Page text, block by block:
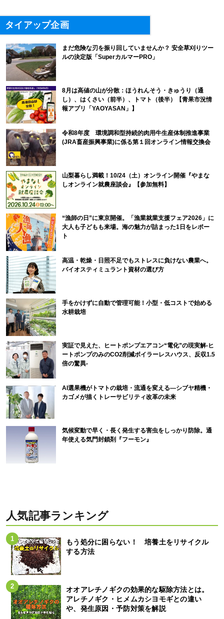
タイアップ企画
まだ危険な刃を振り回していませんか？ 安全草刈りツー
ルの決定版「SuperカルマーPRO」
8月は高値の山が分散：ほうれんそう・きゅうり（通
し）、はくさい（前半）、トマト（後半）【青果市況情
報アプリ「YAOYASAN」】
令和8年度 環境調和型持続的肉用牛生産体制推進事業
(JRA畜産振興事業)に係る第１回オンライン情報交換会
山梨暮らし満載！10/24（土）オンライン開催『やまな
しオンライン就農座談会』【参加無料】
“漁師の日”に東京開催。「漁業就業支援フェア2026」に
大人も子どもも来場。海の魅力が詰まった1日をレポー
ト
高温・乾燥・日照不足でもストレスに負けない農業へ。
バイオスティミュラント資材の選び方
手をかけずに自動で管理可能！小型・低コストで始める
水耕栽培
実証で見えた、ヒートポンプエアコン“電化”の現実解-ヒ
ートポンプのみのCO2削減ボイラーレスハウス、反収1.5
倍の驚異-
AI選果機がトマトの栽培・流通を変える―シブヤ精機・
カゴメが描くトレーサビリティ改革の未来
気候変動で早く・長く発生する害虫をしっかり防除。通
年使える気門封鎖剤『フーモン』
人気記事ランキング
もう処分に困らない！ 培養土をリサイクル
する方法
オオアレチノギクの効果的な駆除方法とは。
アレチノギク・ヒメムカシヨモギとの違い
や、発生原因・予防対策を解説